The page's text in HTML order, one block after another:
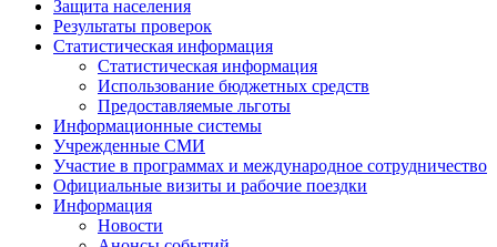
Защита населения
Результаты проверок
Статистическая информация
Статистическая информация
Использование бюджетных средств
Предоставляемые льготы
Информационные системы
Учрежденные СМИ
Участие в программах и международное сотрудничество
Официальные визиты и рабочие поездки
Информация
Новости